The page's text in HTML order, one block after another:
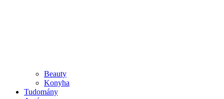
Beauty
Konyha
Tudomány